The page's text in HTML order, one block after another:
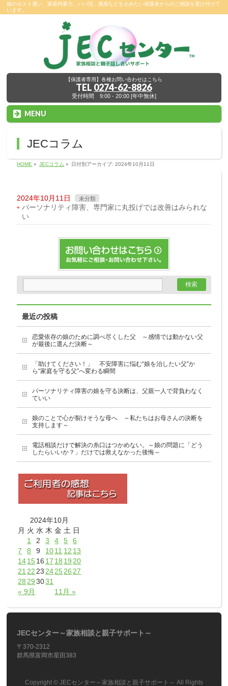
娘のホスト通い、家庭内暴力、パパ活、風俗などを止めたい保護者からのご相談を受け付けて
います。
【保護者専用】各種お問い合わせはこちら
TEL 0274-62-8826
受付時間 9:00 - 20:00 [年中無休]
MENU
JECコラム
HOME » JECコラム » 日付別アーカイブ: 2024年10月11日
2024年10月11日 未分類
パーソナリティ障害、専門家に丸投げでは改善はみられな
い
最近の投稿
恋愛依存の娘のために調べ尽くした父 ～感情では動かない父
が最後に選んだ決断～
「助けてください！」 不安障害に悩む“娘を治したい父”か
ら“家庭を守る父”へ変わる瞬間
パーソナリティ障害の娘を守る決断は、父親一人で背負わなく
ていい
娘のことで心が裂けそうな母へ ～私たちはお母さんの決断を
支持します～
電話相談だけで解決の糸口はつかめない。～娘の問題に「どう
したらいいか？」だけでは救えなかった後悔～
2024年10月
月 火 水 木 金 土 日
« 9月 11月 »
1 2 3 4 5
6
7
8 9 1011 12 13
141516 17 18 19 20
21 22 23 242526 27
28 29 3031
JECセンター～家族相談と親子サポート～
〒370-2312
群馬県富岡市星田383
Copyright © JECセンター～家族相談と親子サポート～ All Rights